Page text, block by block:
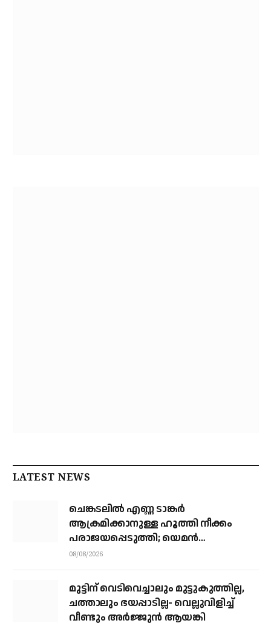
LATEST NEWS
ചെങ്കടലില്‍ എണ്ണ ടാങ്കര്‍
ആക്രമിക്കാനുള്ള ഹൂത്തി നീക്കം
പരാജയപ്പെടുത്തി; യെമൻ
സംഘർഷത്തിലേക്ക് നീങ്ങുന്നുവെന്ന്
08/08/2026
മുട്ടിന് വെടിവെച്ചാലും മുട്ടുകുത്തില്ല,
ചത്താലും ഭയപ്പാടില്ല- വെല്ലുവിളിച്ച്
വീണ്ടും അർജ്ജുൻ ആയങ്കി